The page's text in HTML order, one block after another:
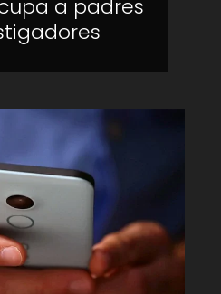
a padres